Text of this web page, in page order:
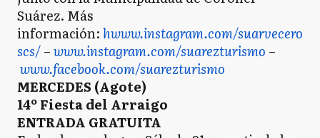
Suárez. Más
información:hwww.instagram.com/suarvecero
scs/–www.instagram.com/suarezturismo –
www.facebook.com/suarezturismo
MERCEDES (Agote)
14º Fiesta del Arraigo
ENTRADA GRATUITA